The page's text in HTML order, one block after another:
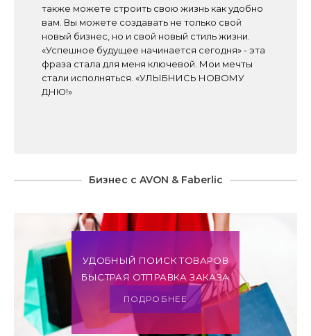
также можете строить свою жизнь как удобно
вам. Вы можете создавать не только свой
новый бизнес, но и свой новый стиль жизни.
«Успешное будущее начинается сегодня» - эта
фраза стала для меня ключевой. Мои мечты
стали исполняться. «УЛЫБНИСЬ НОВОМУ
ДНЮ!»
Бизнес с AVON & Faberlic
УДОБНЫЙ ПОИСК ТОВАРОВ
БЫСТРАЯ ОТПРАВКА ЗАКАЗА
ПОДРОБНЕЕ